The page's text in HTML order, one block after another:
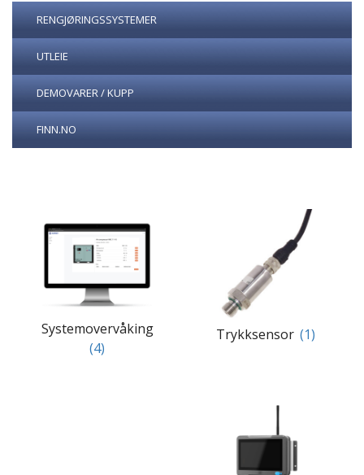
RENGJØRINGSSYSTEMER
UTLEIE
DEMOVARER / KUPP
FINN.NO
Systemovervåking
(4)
Trykksensor (1)